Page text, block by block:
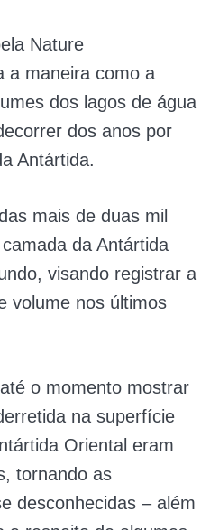
Nature
a maneira como a
dos lagos de água
dos anos por
Antártida.
mais de duas mil
da Antártida
visando registrar a
volume nos últimos
o momento mostrar
na superfície
Oriental eram
tornando as
desconhecidas – além